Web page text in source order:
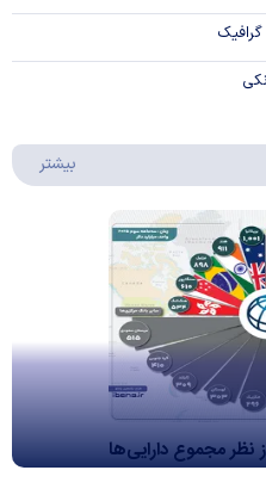
بیشتر
نظر مجموع دارایی‌ها